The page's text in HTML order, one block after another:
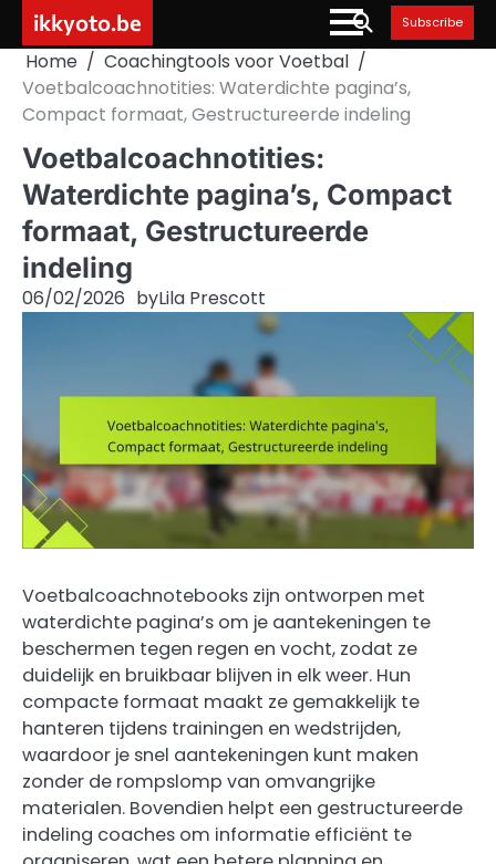
content
ikkyoto.be Subscribe
Home
Coachingtools voor Voetbal
Voetbalcoachnotities: Waterdichte pagina’s,
Compact formaat, Gestructureerde indeling
Voetbalcoachnotities:
Waterdichte pagina’s, Compact
formaat, Gestructureerde
indeling
06/02/2026 byLila Prescott
Voetbalcoachnotebooks zijn ontworpen met
waterdichte pagina’s om je aantekeningen te
beschermen tegen regen en vocht, zodat ze
duidelijk en bruikbaar blijven in elk weer. Hun
compacte formaat maakt ze gemakkelijk te
hanteren tijdens trainingen en wedstrijden,
waardoor je snel aantekeningen kunt maken
zonder de rompslomp van omvangrijke
materialen. Bovendien helpt een gestructureerde
indeling coaches om informatie efficiënt te